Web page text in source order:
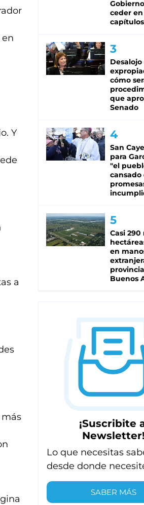
Y
a
ceder
capítulos
cómo
que
Senado
San
para
"el
cansado
Casi 290
en
Buenos
¡Suscribite
Newsletter!
Lo que necesitas
desde donde
SABER MÁS